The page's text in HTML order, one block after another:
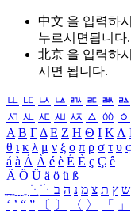
中文 을 입력하
누르시면됩니다.
北京 을 입력하
시면 됩니다.
ㅥ ㅦ ㅧ ㅨ ㅩ ㅪ ㅫ ㅬ
ㅺ ㅻ ㅼ ㅽ ㅾ ㅿ ㆀ ㆁ
Α Β ΓΔ Ε Ζ Η Θ Ι ΚΛ
θ ι κ λ μ ν ξ ο π ρ σ τ υ
á à Á À é è É È ç Ç ê
Ä Ö Ü ä ö ü ß
ִֶֹ ֻּ ׁׂ ש ץ ת צ מ נ ה ב
‘ ’ “ ” 〔 〕 〈 〉 「 」